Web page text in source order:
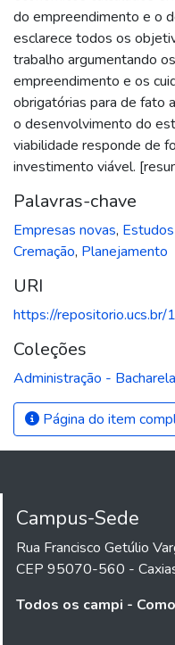
do empreendimento e o
esclarece todos os
trabalho argumentando
empreendimento e os
obrigatórias para de fato
o desenvolvimento do
viabilidade responde de
investimento viável.
Palavras-chave
Empresas novas,
Cremação, Planejamento
URI
https://
Coleções
Administração -
Página do item
Campus-Sede
Rua Francisco Getúlio
CEP 95070-560 -
Todos os campi -